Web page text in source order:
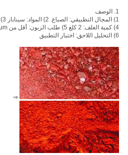
1. الوصف
1) المجال التطبيقي: الصباغ.
2) المواد: سينابار 3) حجم الأعلاف: 100μm.
4) كمية العلف: 2 كلغ 5) طلب الزبون: أقل من 20μm.
6) التحليل اللاحق: اختبار التطبيق
⇒